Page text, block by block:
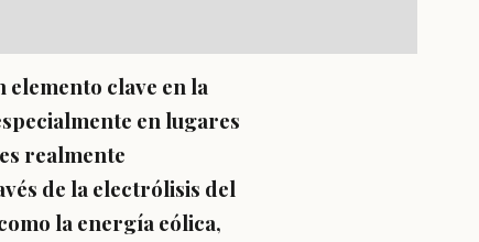
elemento clave en la
en lugares
realmente
de la electrólisis del
la energía eólica,